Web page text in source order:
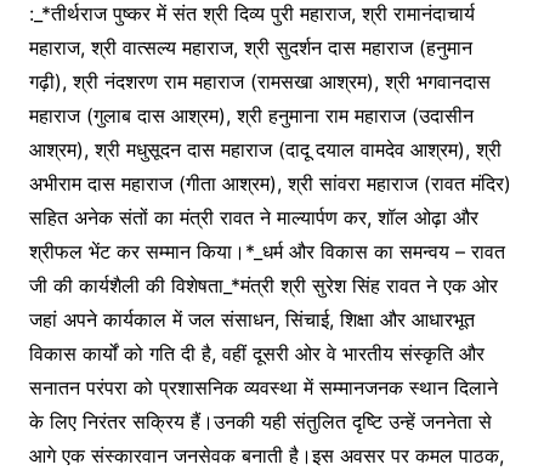
:_*तीर्थराज पुष्कर में संत श्री दिव्य पुरी महाराज, श्री रामानंदाचार्य
महाराज, श्री वात्सल्य महाराज, श्री सुदर्शन दास महाराज (हनुमान
गढ़ी), श्री नंदशरण राम महाराज (रामसखा आश्रम), श्री भगवानदास
महाराज (गुलाब दास आश्रम), श्री हनुमाना राम महाराज (उदासीन
आश्रम), श्री मधुसूदन दास महाराज (दादू दयाल वामदेव आश्रम), श्री
अभीराम दास महाराज (गीता आश्रम), श्री सांवरा महाराज (रावत मंदिर)
सहित अनेक संतों का मंत्री रावत ने माल्यार्पण कर, शॉल ओढ़ा और
श्रीफल भेंट कर सम्मान किया।*_धर्म और विकास का समन्वय – रावत
जी की कार्यशैली की विशेषता_*मंत्री श्री सुरेश सिंह रावत ने एक ओर
जहां अपने कार्यकाल में जल संसाधन, सिंचाई, शिक्षा और आधारभूत
विकास कार्यों को गति दी है, वहीं दूसरी ओर वे भारतीय संस्कृति और
सनातन परंपरा को प्रशासनिक व्यवस्था में सम्मानजनक स्थान दिलाने
के लिए निरंतर सक्रिय हैं।उनकी यही संतुलित दृष्टि उन्हें जननेता से
आगे एक संस्कारवान जनसेवक बनाती है।इस अवसर पर कमल पाठक,